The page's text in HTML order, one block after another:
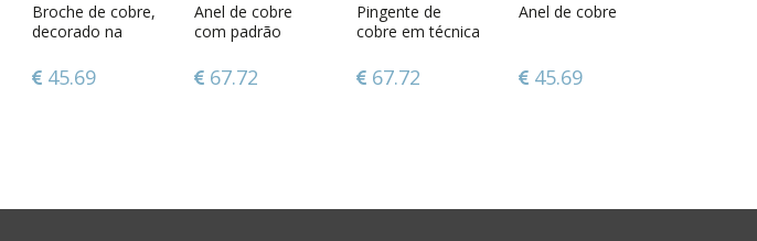
Boneca-motanka
Mãe
62.67
Ovo pintado feito
à mão
48.84
Gobelino de
parede Peixe
141.29
Ovo para decorar
20.93
Broche de cobre,
decorado na
esmaltagem
45.69
Anel de cobre
com padrão
67.72
Pingente de
cobre em técnica
quente
67.72
Anel de cobre
45.69